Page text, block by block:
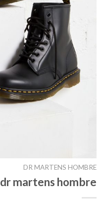
DR MARTENS HOMBRE
dr martens hombre